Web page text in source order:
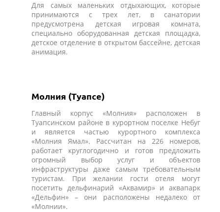
Для самых маленьких отдыхающих, которые
принимаются с трех лет, в санатории
предусмотрена детская игровая комната,
специально оборудованная детская площадка,
детское отделение в открытом бассейне, детская
анимация.
Молния (Туапсе)
Главный корпус «Молния» расположен в
Туапсинском районе в курортном поселке Небуг
и является частью курортного комплекса
«Молния Ямал». Рассчитан на 226 номеров,
работает круглогодично и готов предложить
огромный выбор услуг и объектов
инфраструктуры даже самым требовательным
туристам. При желании гости отеля могут
посетить дельфинарий «Аквамир» и аквапарк
«Дельфин» – они расположены недалеко от
«Молнии».